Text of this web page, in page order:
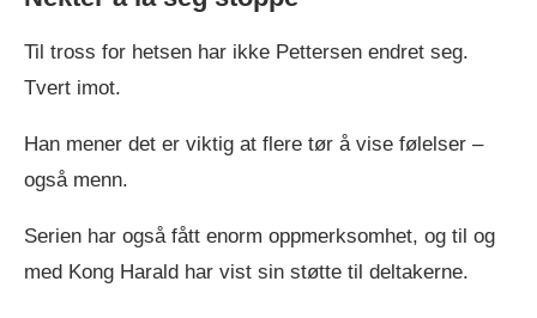
Til tross for hetsen har ikke Pettersen endret seg.
Tvert imot.
Han mener det er viktig at flere tør å vise følelser –
også menn.
Serien har også fått enorm oppmerksomhet, og til og
med Kong Harald har vist sin støtte til deltakerne.